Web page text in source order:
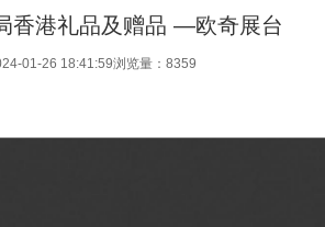
香港礼品及赠品 —欧奇展台
01-26 18:41:59浏览量：8359